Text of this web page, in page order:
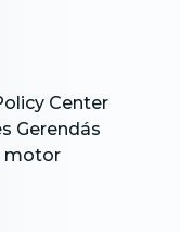
Center
Gerendás
motor